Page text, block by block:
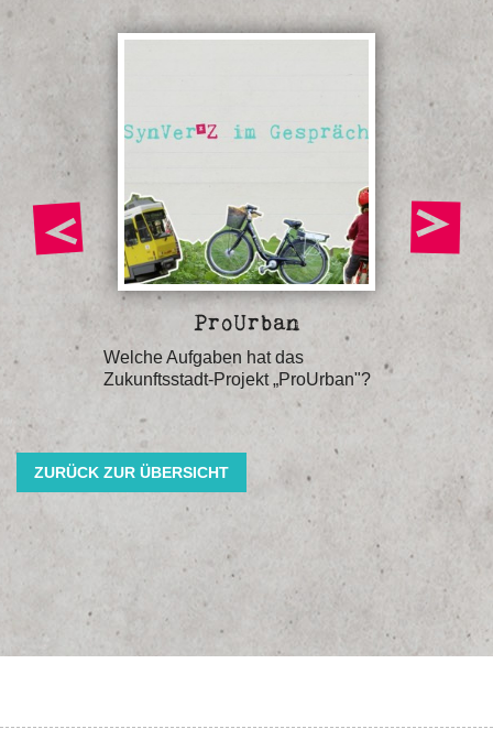
ProUrban
Welche Aufgaben hat das
Zukunftsstadt-Projekt „ProUrban"?
ZURÜCK ZUR ÜBERSICHT